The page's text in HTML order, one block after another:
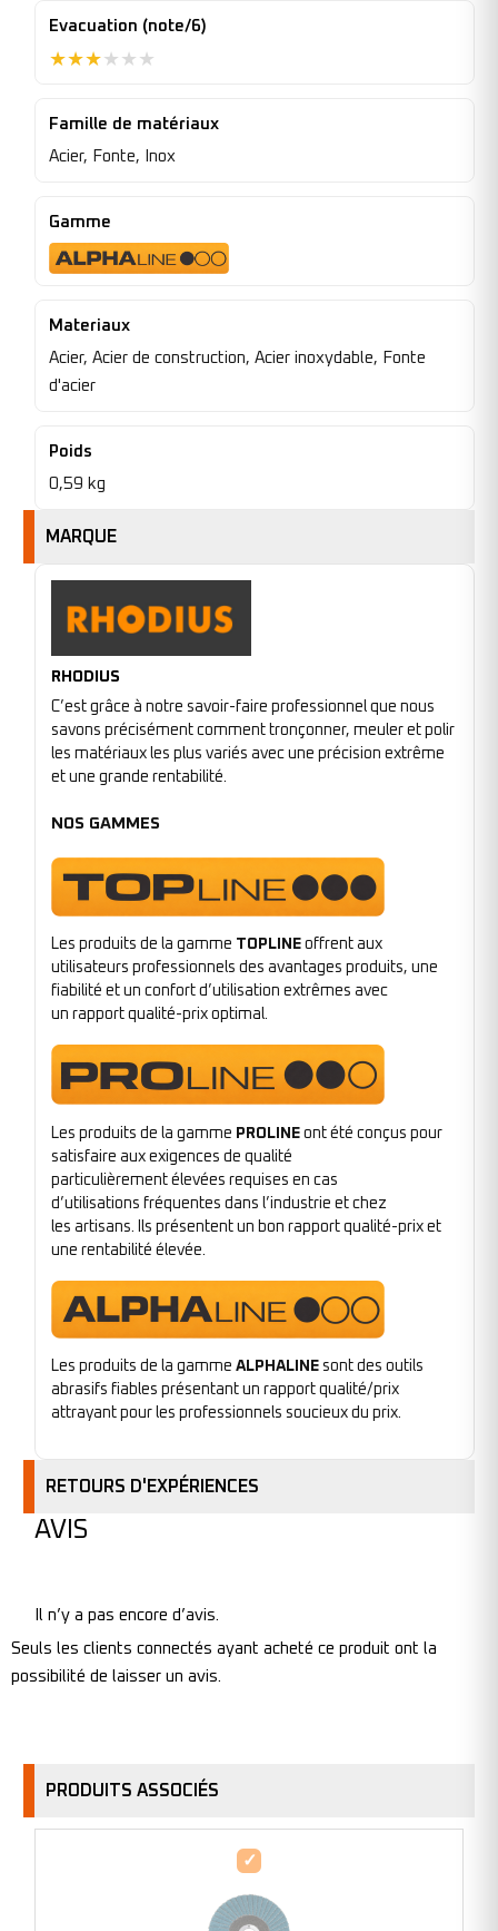
Evacuation (note/6)
★★★★ ★ ★
Famille de matériaux
Acier, Fonte, Inox
Gamme
Materiaux
Acier, Acier de construction, Acier inoxydable, Fonte
d'acier
Poids
0,59 kg
MARQUE
RHODIUS
C’est grâce à notre savoir-faire professionnel que nous
savons précisément comment tronçonner, meuler et polir
les matériaux les plus variés avec une précision extrême
et une grande rentabilité.
NOS GAMMES
Les produits de la gamme TOPLINE offrent aux
utilisateurs professionnels des avantages produits, une
fiabilité et un confort d’utilisation extrêmes avec
un rapport qualité-prix optimal.
Les produits de la gamme PROLINE ont été conçus pour
satisfaire aux exigences de qualité
particulièrement élevées requises en cas
d’utilisations fréquentes dans l’industrie et chez
les artisans. Ils présentent un bon rapport qualité-prix et
une rentabilité élevée.
Les produits de la gamme ALPHALINE sont des outils
abrasifs fiables présentant un rapport qualité/prix
attrayant pour les professionnels soucieux du prix.
RETOURS D'EXPÉRIENCES
AVIS
Il n’y a pas encore d’avis.
Seuls les clients connectés ayant acheté ce produit ont la
possibilité de laisser un avis.
PRODUITS ASSOCIÉS
Disque
lamelles